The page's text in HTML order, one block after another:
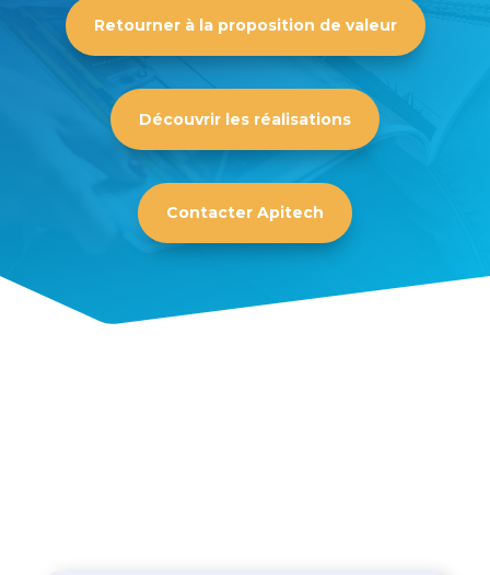
Retourner à la proposition de valeur
Découvrir les réalisations
Contacter Apitech